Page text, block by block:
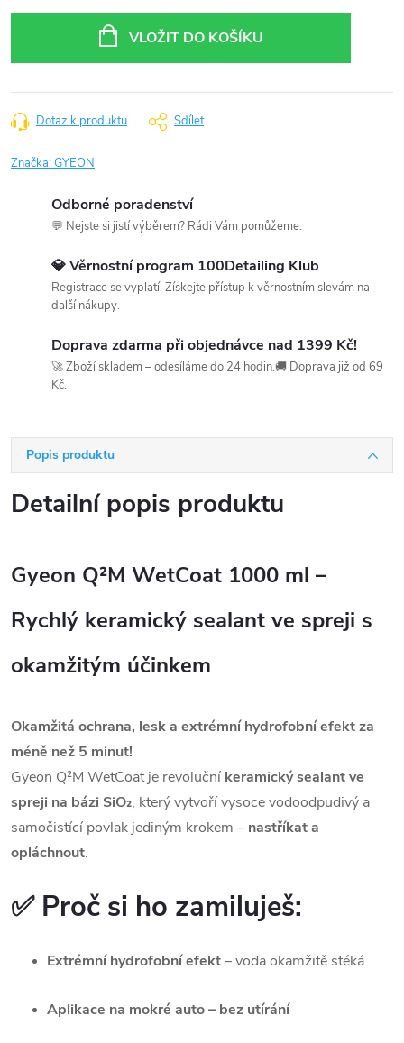
VLOŽIT DO KOŠÍKU
Dotaz k produktu Sdílet
Značka:GYEON
Odborné poradenství
💬 Nejste si jistí výběrem? Rádi Vám pomůžeme.
💎 Věrnostní program 100Detailing Klub
Registrace se vyplatí. Získejte přístup k věrnostním slevám na
další nákupy.
Doprava zdarma při objednávce nad 1399 Kč!
🚀 Zboží skladem – odesíláme do 24 hodin.🚚 Doprava již od 69
Kč.
Popis produktu
Detailní popis produktu
Gyeon Q²M WetCoat 1000 ml –
Rychlý keramický sealant ve spreji s
okamžitým účinkem
Okamžitá ochrana, lesk a extrémní hydrofobní efekt za
méně než 5 minut!
Gyeon Q²M WetCoat je revoluční keramický sealant ve
spreji na bázi SiO₂, který vytvoří vysoce vodoodpudivý a
samočistící povlak jediným krokem – nastříkat a
opláchnout.
✅ Proč si ho zamiluješ:
Extrémní hydrofobní efekt– voda okamžitě stéká
Aplikace na mokré auto – bez utírání